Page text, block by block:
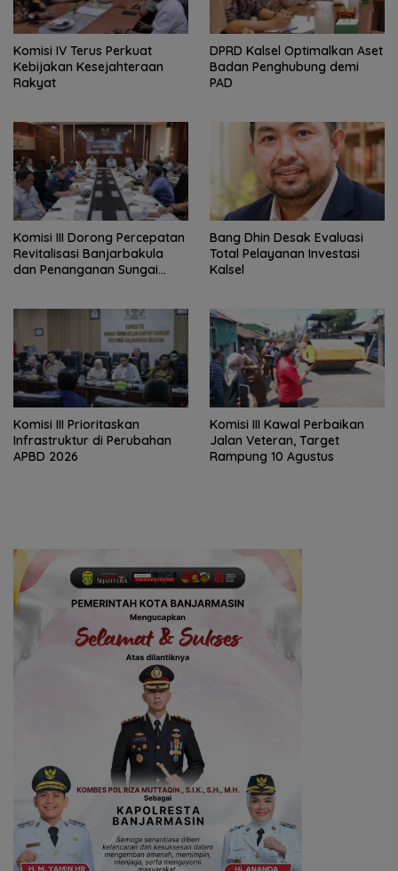
Komisi IV Terus Perkuat
Kebijakan Kesejahteraan
Rakyat
‎DPRD Kalsel Optimalkan Aset
Badan Penghubung demi
PAD
‎Komisi III Dorong Percepatan
Revitalisasi Banjarbakula
dan Penanganan Sungai
‎Bang Dhin Desak Evaluasi
Total Pelayanan Investasi
Kalsel
‎Komisi III Prioritaskan
Infrastruktur di Perubahan
APBD 2026
Komisi III Kawal Perbaikan
Jalan Veteran, Target
Rampung 10 Agustus